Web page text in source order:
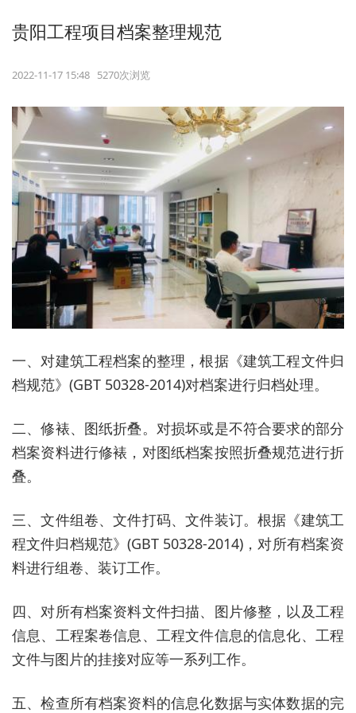
贵阳工程项目档案整理规范
2022-11-17 15:48 5270次浏览
一、对建筑工程档案的整理，根据《建筑工程文件归
档规范》(GBT 50328-2014)对档案进行归档处理。
二、修裱、图纸折叠。对损坏或是不符合要求的部分
档案资料进行修裱，对图纸档案按照折叠规范进行折
叠。
三、文件组卷、文件打码、文件装订。根据《建筑工
程文件归档规范》(GBT 50328-2014)，对所有档案资
料进行组卷、装订工作。
四、对所有档案资料文件扫描、图片修整，以及工程
信息、工程案卷信息、工程文件信息的信息化、工程
文件与图片的挂接对应等一系列工作。
五、检查所有档案资料的信息化数据与实体数据的完